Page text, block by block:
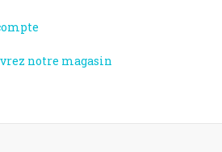
notre magasin